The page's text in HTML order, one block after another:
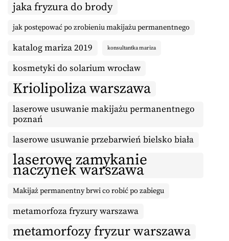
jaka fryzura do brody
jak postępować po zrobieniu makijażu permanentnego
katalog mariza 2019 konsultantka mariza
kosmetyki do solarium wrocław
Kriolipoliza warszawa
laserowe usuwanie makijażu permanentnego
poznań
laserowe usuwanie przebarwień bielsko biała
laserowe zamykanie
naczynek warszawa
Makijaż permanentny brwi co robić po zabiegu
metamorfoza fryzury warszawa
metamorfozy fryzur warszawa